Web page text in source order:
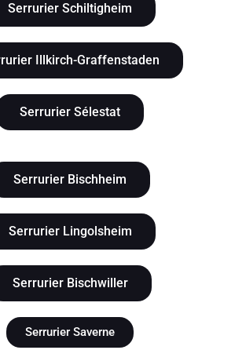
Serrurier Schiltigheim
Illkirch-Graffenstaden
Serrurier Sélestat
Serrurier Bischheim
Serrurier Lingolsheim
Serrurier Bischwiller
Serrurier Saverne